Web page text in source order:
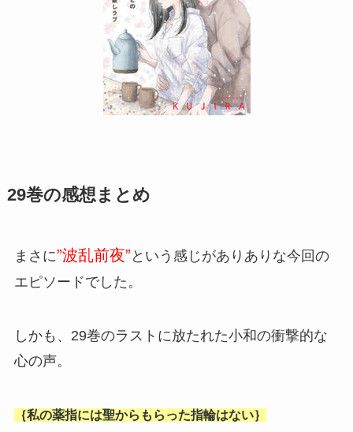
29巻の感想まとめ
まさに”波乱前夜” という感じがありありな今回の
エピソードでした。
しかも、29巻のラストに放たれた小和の衝撃的な
心の声。
｛私の薬指には聖からもらった指輪はない｝